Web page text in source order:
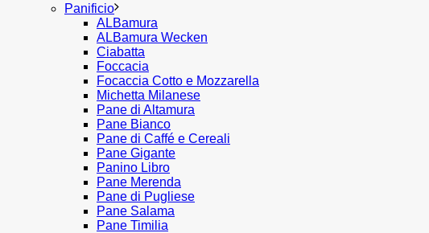
Panificio
ALBamura
ALBamura Wecken
Ciabatta
Foccacia
Focaccia Cotto e Mozzarella
Michetta Milanese
Pane di Altamura
Pane Bianco
Pane di Caffé e Cereali
Pane Gigante
Panino Libro
Pane Merenda
Pane di Pugliese
Pane Salama
Pane Timilia